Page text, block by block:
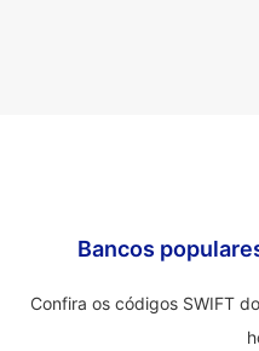
Bancos
Confira os códigos SWIFT